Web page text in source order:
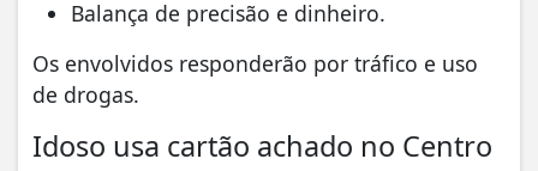
Balança de precisão e dinheiro.
Os envolvidos responderão por tráfico e uso
de drogas.
Idoso usa cartão achado no Centro